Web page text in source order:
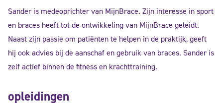
Sander is medeoprichter van MijnBrace. Zijn interesse in sport
en braces heeft tot de ontwikkeling van MijnBrace geleidt.
Naast zijn passie om patiënten te helpen in de praktijk, geeft
hij ook advies bij de aanschaf en gebruik van braces. Sander is
zelf actief binnen de fitness en krachttraining.
opleidingen